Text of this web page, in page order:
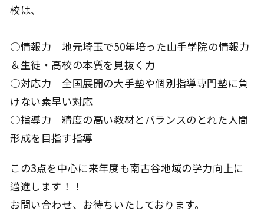
校は、
○情報力 地元埼玉で50年培った山手学院の情報力
＆生徒・高校の本質を見抜く力
○対応力 全国展開の大手塾や個別指導専門塾に負
けない素早い対応
○指導力 精度の高い教材とバランスのとれた人間
形成を目指す指導
この3点を中心に来年度も南古谷地域の学力向上に
邁進します！！
お問い合わせ、お待ちいたしております。